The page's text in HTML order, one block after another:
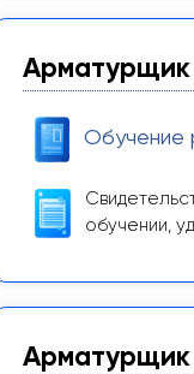
Обучение
обучении,
Арматурщик